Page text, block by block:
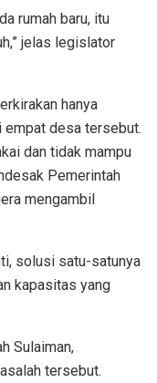
rumah baru, itu
jelas legislator
hanya
empat desa tersebut.
dan tidak mampu
Pemerintah
mengambil
solusi satu-satunya
kapasitas yang
Sulaiman,
tersebut.